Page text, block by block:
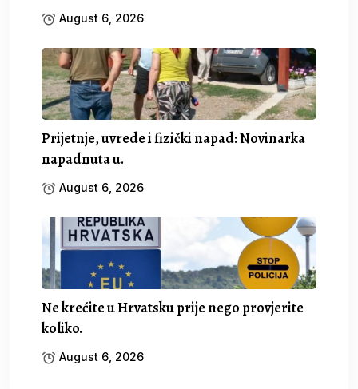
August 6, 2026
Prijetnje, uvrede i fizički napad: Novinarka
napadnuta u.
August 6, 2026
Ne krećite u Hrvatsku prije nego provjerite
koliko.
August 6, 2026